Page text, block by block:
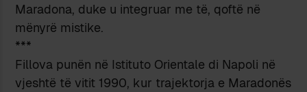
Maradona, duke u integruar me të, qoftë në
mënyrë mistike.
***
Fillova punën në Istituto Orientale di Napoli në
vjeshtë të vitit 1990, kur trajektorja e Maradonës